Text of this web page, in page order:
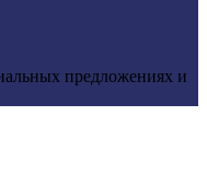
предложениях и